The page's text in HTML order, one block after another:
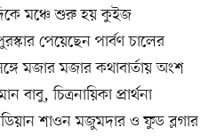
মঞ্চে শুরু হয় কুইজ
পেয়েছেন পার্বণ চালের
মজার মজার কথাবার্তায় অংশ
চিত্রনায়িকা প্রার্থনা
শাওন মজুমদার ও ফুড ব্লগার